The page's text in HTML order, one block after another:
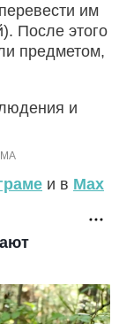
им
После этого
предметом,
и
и в Max